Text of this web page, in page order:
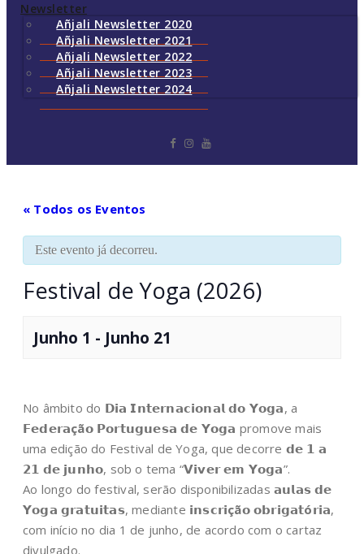
Newsletter
Añjali Newsletter 2020
Añjali Newsletter 2021
Añjali Newsletter 2022
Añjali Newsletter 2023
Añjali Newsletter 2024
« Todos os Eventos
Este evento já decorreu.
Festival de Yoga (2026)
Junho 1 - Junho 21
No âmbito do 𝗗𝗶𝗮 𝗜𝗻𝘁𝗲𝗿𝗻𝗮𝗰𝗶𝗼𝗻𝗮𝗹 𝗱𝗼 𝗬𝗼𝗴𝗮, a
𝗙𝗲𝗱𝗲𝗿𝗮çã𝗼 𝗣𝗼𝗿𝘁𝘂𝗴𝘂𝗲𝘀𝗮 𝗱𝗲 𝗬𝗼𝗴𝗮 promove mais
uma edição do Festival de Yoga, que decorre 𝗱𝗲 𝟭 𝗮
𝟮𝟭 𝗱𝗲 𝗷𝘂𝗻𝗵𝗼, sob o tema “𝗩𝗶𝘃𝗲𝗿 𝗲𝗺 𝗬𝗼𝗴𝗮”.
Ao longo do festival, serão disponibilizadas 𝗮𝘂𝗹𝗮𝘀 𝗱𝗲
𝗬𝗼𝗴𝗮 𝗴𝗿𝗮𝘁𝘂𝗶𝘁𝗮𝘀, mediante 𝗶𝗻𝘀𝗰𝗿𝗶çã𝗼 𝗼𝗯𝗿𝗶𝗴𝗮𝘁ó𝗿𝗶𝗮,
com início no dia 1 de junho, de acordo com o cartaz
divulgado.